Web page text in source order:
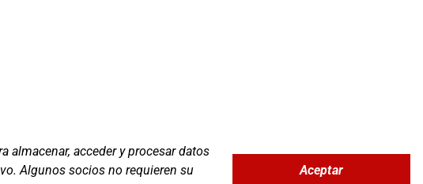
Zona Clientes
acceder y procesar datos
Algunos socios no requieren su
Aceptar